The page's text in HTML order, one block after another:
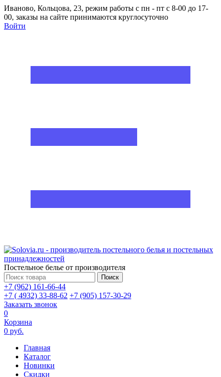
Иваново, Кольцова, 23, режим работы с пн - пт с 8-00 до 17-
00, заказы на сайте принимаются круглосуточно
Войти
Постельное белье от производителя
Поиск
+7 (962) 161-66-44
+7 ( 4932) 33-88-62 +7 (905) 157-30-29
Заказать звонок
0
Корзина
0 руб.
Главная
Каталог
Новинки
Скидки